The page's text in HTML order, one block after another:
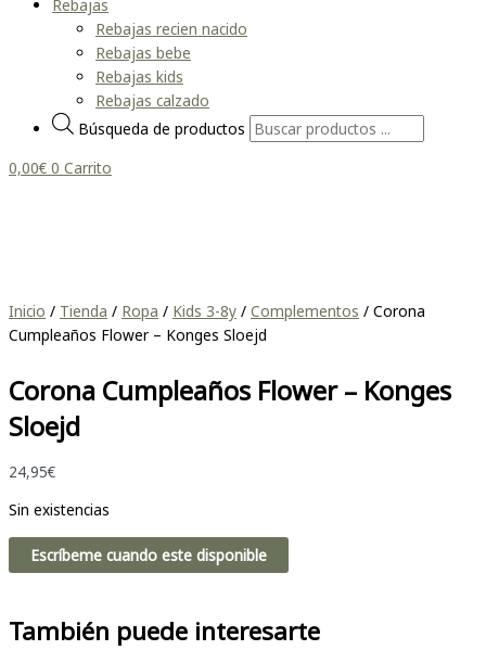
Rebajas
Rebajas recien nacido
Rebajas bebe
Rebajas kids
Rebajas calzado
Búsqueda de productos
0,00€ 0 Carrito
Inicio / Tienda / Ropa / Kids 3-8y / Complementos / Corona
Cumpleaños Flower – Konges Sloejd
Corona Cumpleaños Flower – Konges
Sloejd
24,95€
Sin existencias
Escríbeme cuando este disponible
También puede interesarte